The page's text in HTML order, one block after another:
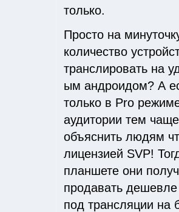
только.
Просто на
количество
транслировать на
ым андроидом? А
только в Pro
аудитории тем
объяснить людям
лицензией SVP!
планшете они
продавать
под трансляции на